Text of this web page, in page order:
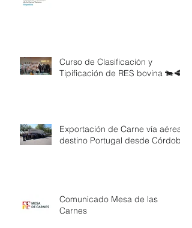
Curso de Clasificación y
Tipificación de RES bovina 🐄🥩
Exportación de Carne vía aérea
destino Portugal desde Córdoba
Comunicado Mesa de las
Carnes